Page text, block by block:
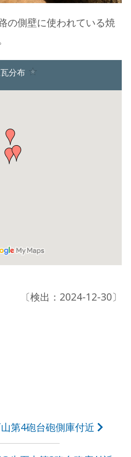
の側壁に使われている焼
〔検出：2024-12-30〕
第4砲台砲側庫付近